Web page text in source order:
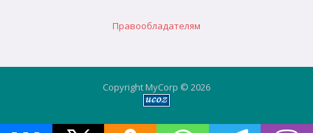
Правообладателям
Copyright MyCorp © 2026